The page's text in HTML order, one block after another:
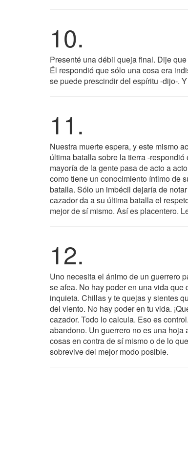
10.
Presenté una débil queja final. Dije
Él respondió que sólo una cosa era
se puede prescindir del espíritu -dijo-.
11.
Nuestra muerte espera, y este mismo
última batalla sobre la tierra -
mayoría de la gente pasa de acto a
como tiene un conocimiento íntimo de
batalla. Sólo un imbécil dejaría de
cazador da a su última batalla el
mejor de sí mismo. Así es placentero.
12.
Uno necesita el ánimo de un guerrero
se afea. No hay poder en una vida que
inquieta. Chillas y te quejas y sientes
del viento. No hay poder en tu vida.
cazador. Todo lo calcula. Eso es
abandono. Un guerrero no es una
cosas en contra de sí mismo o de lo
sobrevive del mejor modo posible.